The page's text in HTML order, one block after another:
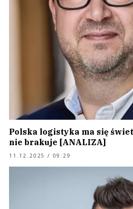
Polska logistyka ma się
nie brakuje [ANALIZA]
11.12.2025 / 09:29